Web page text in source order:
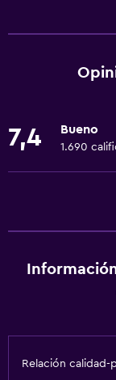
Tetera eléctrica
Horno
Servicios básicos
Internet
7,4 Bueno
1.690
Relación calidad-